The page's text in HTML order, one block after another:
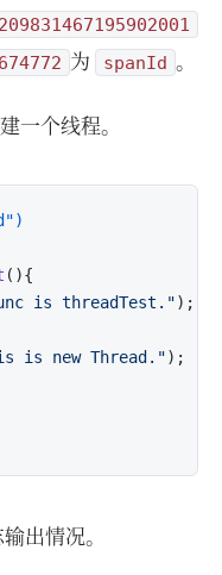
为 spanId 。
一个线程。
(){
is threadTest.");
is new Thread.");
出情况。